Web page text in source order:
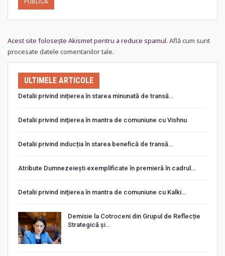
Acest site folosește Akismet pentru a reduce spamul. Află cum sunt
procesate datele comentariilor tale.
ULTIMELE ARTICOLE
Detalii privind inițierea în starea minunată de transă…
Detalii privind iniţierea în mantra de comuniune cu Vishnu
Detalii privind inducția în starea benefică de transă…
Atribute Dumnezeiești exemplificate în premieră în cadrul…
Detalii privind iniţierea în mantra de comuniune cu Kalki…
Demisie la Cotroceni din Grupul de Reflecție
Strategică și…